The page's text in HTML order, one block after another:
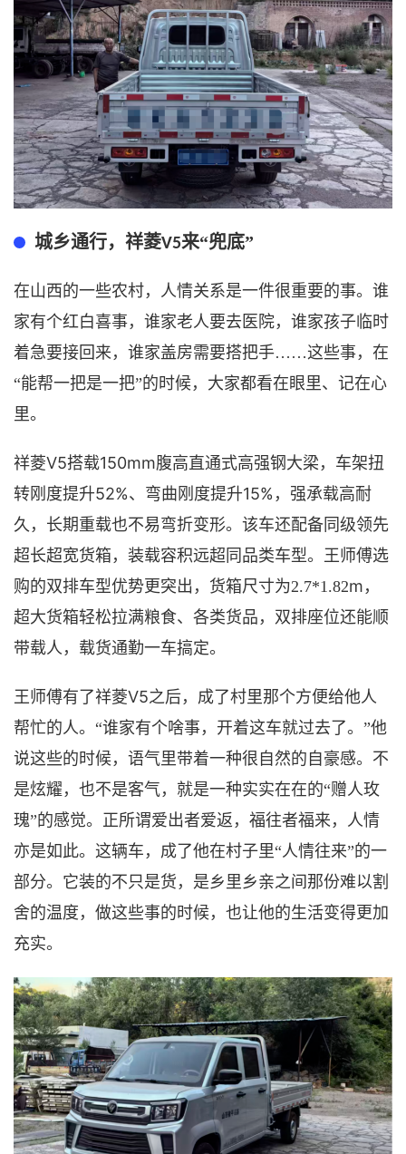
城乡通行，祥菱V5来“兜底”
在山西的一些农村，人情关系是一件很重要的事。谁
家有个红白喜事，谁家老人要去医院，谁家孩子临时
着急要接回来，谁家盖房需要搭把手……这些事， 在
“能帮一把是一把”的时候，大家都看在眼里、记在心
里。
祥菱V5搭载150mm腹高直通式高强钢大梁，车架扭
转刚度提升52%、弯曲刚度提升15%，强承载高耐
久，长期重载也不易弯折变形。该车还配备同级领先
超长超宽货箱，装载容积远超同品类车型。王师傅选
购的双排车型优势更突出 ，货箱尺寸为2.7*1.82m，
超大货箱轻松拉满粮食、各类货品，双排座位还能顺
带载人，载货通勤一车搞定。
王师傅有了祥菱V5之后，成了村里那个方便给他人
帮忙的人。 “谁家有个啥事，开着这车就过去了。 ”他
说这些的时候，语气里带着一种很自然的 自豪感。不
是炫耀， 也不是客气，就是一种实实在在的“赠人玫
瑰”的感觉。正所谓爱出者爱返，福往者福来，人情
亦是如此。 这辆车，成了他在村子里“人情往来”的一
部分。它装的不只是货，是乡里乡亲之间那份难以割
舍的温度，做这些事的时候，也让他的生活变得更加
充实。